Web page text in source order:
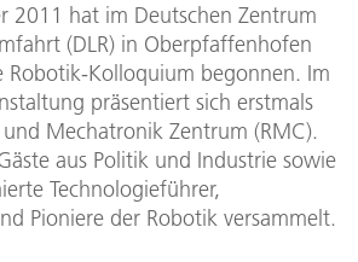
2011 hat im Deutschen Zentrum
(DLR) in Oberpfaffenhofen
Robotik-Kolloquium begonnen. Im
präsentiert sich erstmals
Mechatronik Zentrum (RMC).
aus Politik und Industrie sowie
Technologieführer,
Pioniere der Robotik versammelt.